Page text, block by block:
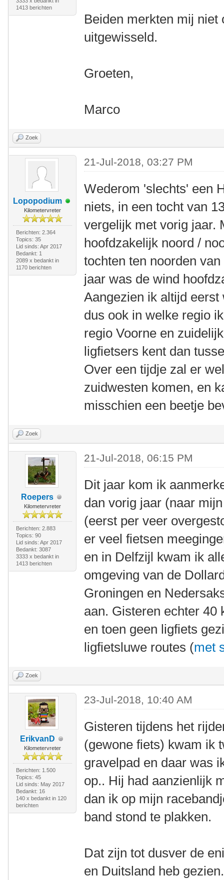
1413 berichten
Beiden merkten mij niet
uitgewisseld.
Groeten,
Marco
Zoek
Lopopodium
Kilometervreter
Berichten: 2.364
Topics: 35
Lid sinds: Apr 2017
Bedankt: 1
2089 x bedankt in
1170 berichten
21-Jul-2018, 03:27 PM
Wederom 'slechts' een
niets, in een tocht van
vergelijk met vorig jaar.
hoofdzakelijk noord /
tochten ten noorden
jaar was de wind
Aangezien ik altijd
dus ook in welke regio
regio Voorne en
ligfietsers kent dan
Over een tijdje zal er
zuidwesten komen, en
misschien een beetje
Zoek
Roepers
Kilometervreter
Berichten: 2.883
Topics: 90
Lid sinds: Apr 2017
Bedankt: 3087
3333 x bedankt in
1413 berichten
21-Jul-2018, 06:15 PM
Dit jaar kom ik
dan vorig jaar (naar
(eerst per veer
er veel fietsen
en in Delfzijl kwam ik
omgeving van de
Groningen en
aan. Gisteren echter 40
en toen geen ligfiets
ligfietsluwe routes (met
Zoek
ErikvanD
Kilometervreter
Berichten: 1.500
Topics: 45
Lid sinds: May 2017
Bedankt: 16
140 x bedankt in 120
berichten
23-Jul-2018, 10:40 AM
Gisteren tijdens het
(gewone fiets) kwam ik
gravelpad en daar was
op.. Hij had aanzienlijk
dan ik op mijn
band stond te plakken.
Dat zijn tot dusver de
en Duitsland heb